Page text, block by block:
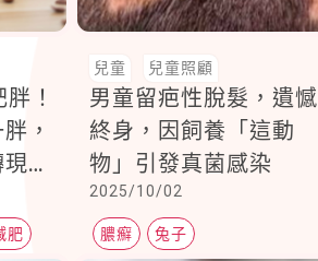
！
，
況
肥
兒童 兒童照顧
男童留疤性脫髮，遺憾
終身，因飼養「這動
物」引發真菌感染
2025/10/02
膿癬 兔子